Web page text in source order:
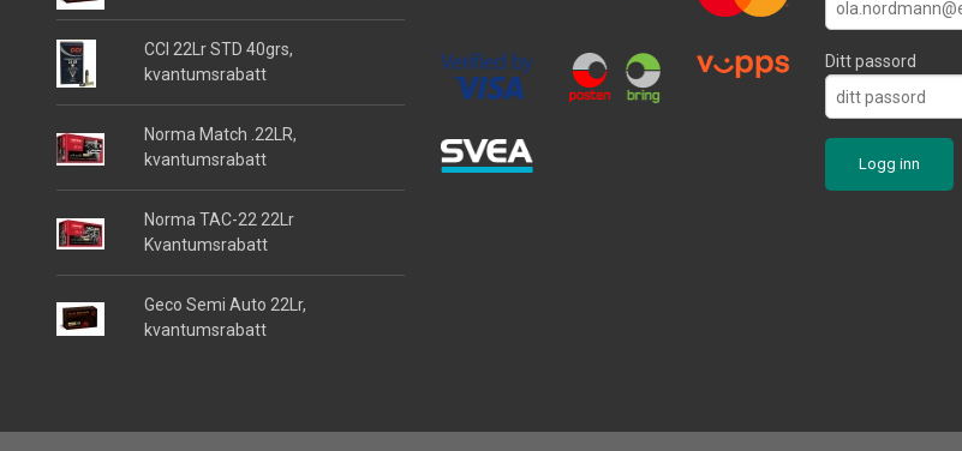
CCI 22Lr STD 40grs,
kvantumsrabatt
Norma Match .22LR,
kvantumsrabatt
Norma TAC-22 22Lr
Kvantumsrabatt
Geco Semi Auto 22Lr,
kvantumsrabatt
Ditt passord